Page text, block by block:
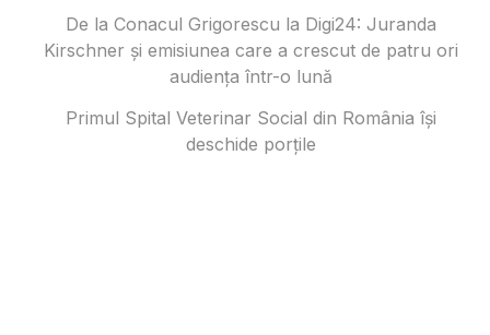
De la Conacul Grigorescu la Digi24: Juranda
Kirschner și emisiunea care a crescut de patru ori
audiența într-o lună
Primul Spital Veterinar Social din România își
deschide porțile